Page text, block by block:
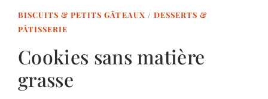
BISCUITS & PETITS GÂTEAUX / DESSERTS &
PÂTISSERIE
Cookies sans matière
grasse